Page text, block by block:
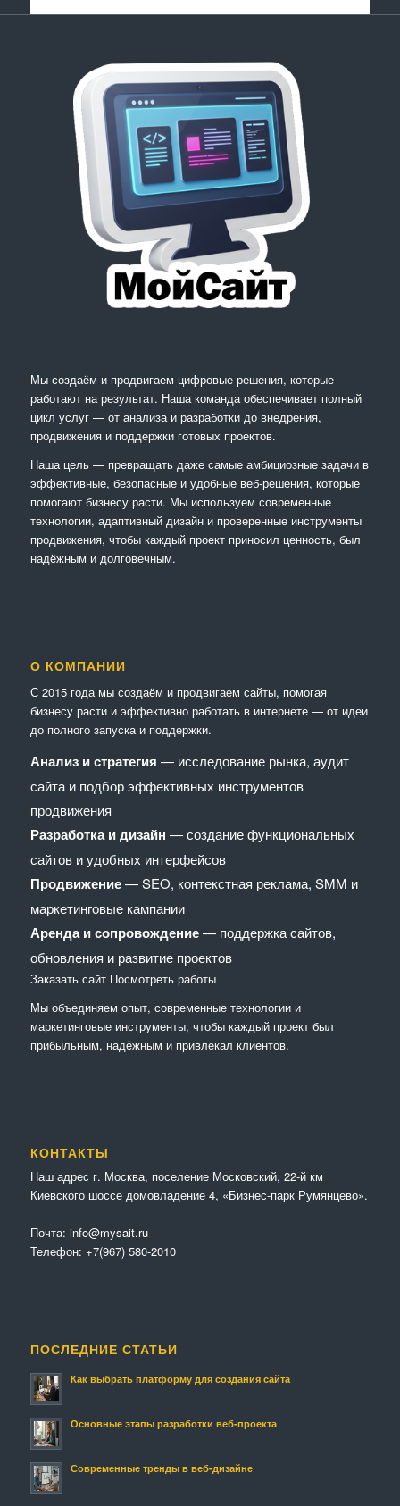
Мы создаём и продвигаем цифровые решения, которые
работают на результат. Наша команда обеспечивает полный
цикл услуг — от анализа и разработки до внедрения,
продвижения и поддержки готовых проектов.
Наша цель — превращать даже самые амбициозные задачи в
эффективные, безопасные и удобные веб-решения, которые
помогают бизнесу расти. Мы используем современные
технологии, адаптивный дизайн и проверенные инструменты
продвижения, чтобы каждый проект приносил ценность, был
надёжным и долговечным.
О КОМПАНИИ
С 2015 года мы создаём и продвигаем сайты, помогая
бизнесу расти и эффективно работать в интернете — от идеи
до полного запуска и поддержки.
Анализ и стратегия — исследование рынка, аудит
сайта и подбор эффективных инструментов
продвижения
Разработка и дизайн — создание функциональных
сайтов и удобных интерфейсов
Продвижение— SEO, контекстная реклама, SMM и
маркетинговые кампании
Аренда и сопровождение— поддержка сайтов,
обновления и развитие проектов
Заказать сайт Посмотреть работы
Мы объединяем опыт, современные технологии и
маркетинговые инструменты, чтобы каждый проект был
прибыльным, надёжным и привлекал клиентов.
КОНТАКТЫ
Наш адрес г. Москва, поселение Московский, 22-й км
Киевского шоссе домовладение 4, «Бизнес-парк Румянцево».
Почта: info@mysait.ru
Телефон: +7(967) 580-2010
ПОСЛЕДНИЕ СТАТЬИ
Как выбрать платформу для создания сайта
Основные этапы разработки веб-проекта
Современные тренды в веб-дизайне